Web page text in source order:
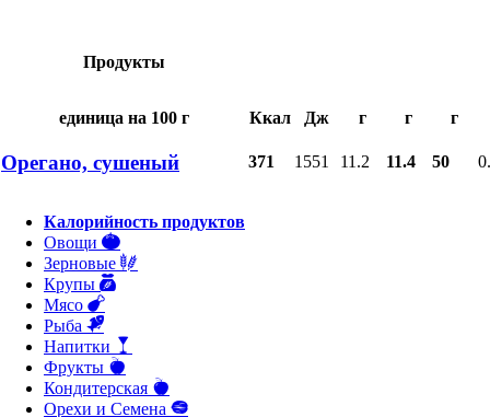
Продукты
единица на 100 г Ккал Дж г г г
Орегано, сушеный 371 1551 11.2 11.4 50
Калорийность продуктов
Овощи
Зерновые
Крупы
Мясо
Рыба
Напитки
Фрукты
Кондитерская
Орехи и Семена